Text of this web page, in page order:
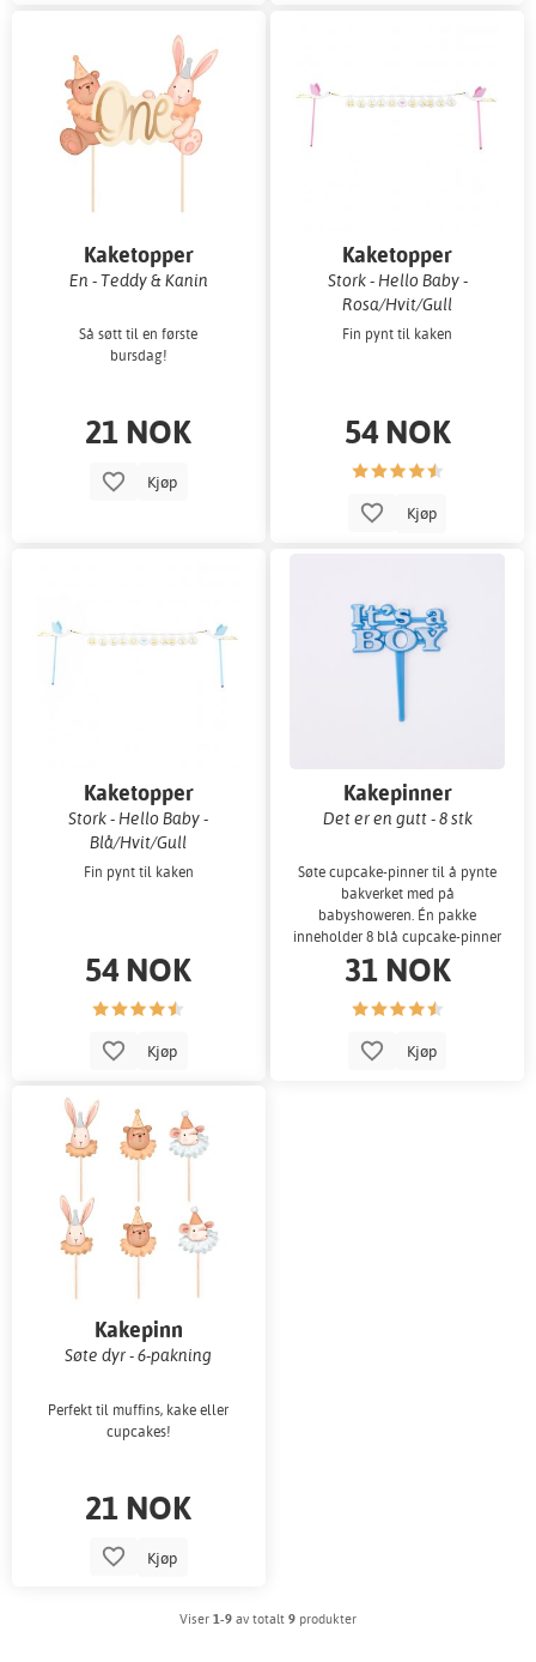
Kaketopper
En - Teddy & Kanin
Så søtt til en første
bursdag!
21 NOK
Kjøp
Kaketopper
Stork - Hello Baby -
Rosa/Hvit/Gull
Fin pynt til kaken
54 NOK
Kjøp
Kaketopper
Stork - Hello Baby -
Blå/Hvit/Gull
Fin pynt til kaken
54 NOK
Kjøp
Kakepinner
Det er en gutt - 8 stk
Søte cupcake-pinner til å pynte
bakverket med på
babyshoweren. Én pakke
inneholder 8 blå cupcake-pinner
med teksten «I».
31 NOK
Kjøp
Kakepinn
Søte dyr - 6-pakning
Perfekt til muffins, kake eller
cupcakes!
21 NOK
Kjøp
Viser 1-9 av totalt 9 produkter